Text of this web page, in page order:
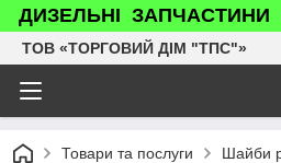
ДИЗЕЛЬНІ ЗАПЧАСТИНИ
ТОВ «ТОРГОВИЙ ДІМ "ТПС"»
Товари та послуги Шайби